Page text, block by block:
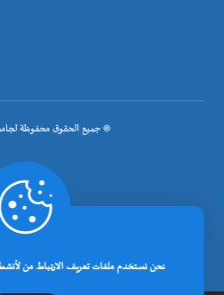
© جميع الحقوق محفوظة لجامعة
.
نحن نستخدم ملفات تعريف الارتباط من